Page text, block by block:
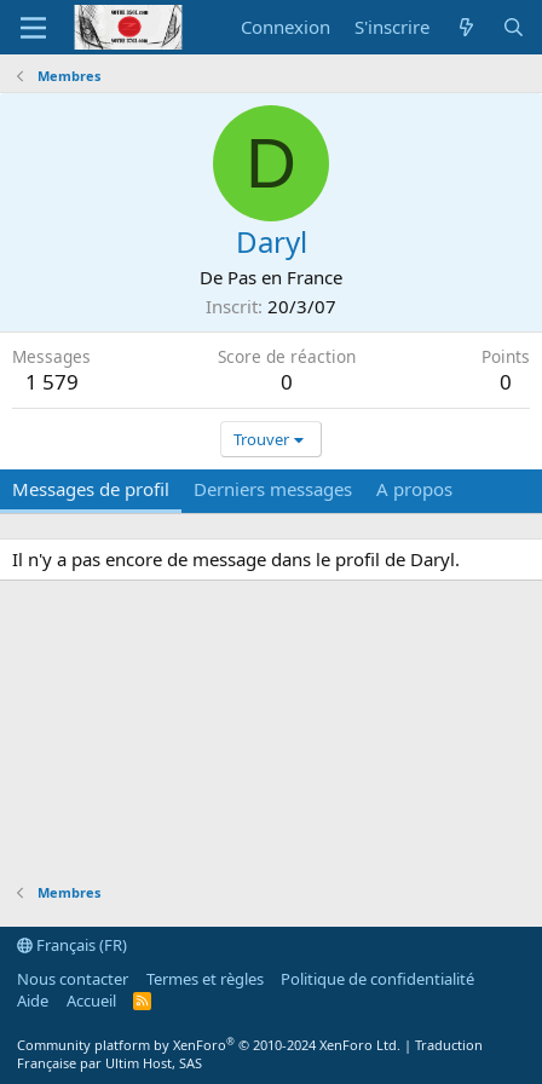
Connexion S'inscrire
Membres
D
Daryl
De Pas en France
Inscrit 20/3/07
Messages
1 579
Score de réaction
0
Points
0
Trouver
Messages de profil Derniers messages A propos
Il n'y a pas encore de message dans le profil de Daryl.
Membres
Français (FR)
Nous contacter
Termes et règles
Politique de confidentialité
Aide
Accueil
R
Community platform by XenForo® © 2010-2024 XenForo Ltd. | Traduction
Française par Ultim Host, SAS